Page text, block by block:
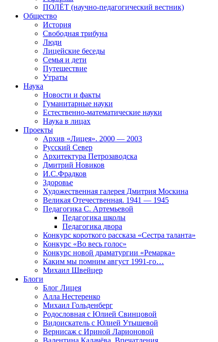
ПОЛЁТ (научно-педагогический вестник)
Общество
История
Свободная трибуна
Люди
Лицейские беседы
Семья и дети
Путешествие
Утраты
Наука
Новости и факты
Гуманитарные науки
Естественно-математические науки
Наука в лицах
Проекты
Архив «Лицея». 2000 — 2003
Русский Север
Архитектура Петрозаводска
Дмитрий Новиков
И.С.Фрадков
Здоровье
Художественная галерея Дмитрия Москина
Великая Отечественная. 1941 — 1945
Педагогика С. Артемьевой
Педагогика школы
Педагогика двора
Конкурс короткого рассказа «Сестра таланта»
Конкурс «Во весь голос»
Конкурс новой драматургии «Ремарка»
Каким мы помним август 1991-го…
Михаил Швейцер
Блоги
Блог Лицея
Алла Нестеренко
Михаил Гольденберг
Родословная с Юлией Свинцовой
Видоискатель с Юлией Утышевой
Вернисаж с Ириной Ларионовой